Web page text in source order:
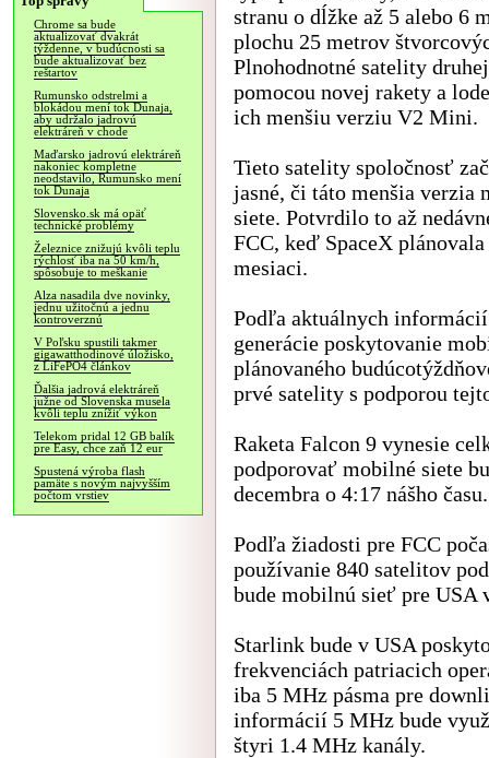
Chrome sa bude
aktualizovať dvakrát
týždenne, v budúcnosti sa
bude aktualizovať bez
reštartov
Rumunsko odstrelmi a
blokádou mení tok Dunaja,
aby udržalo jadrovú
elektráreň v chode
Maďarsko jadrovú elektráreň
nakoniec kompletne
neodstavilo, Rumunsko mení
tok Dunaja
Slovensko.sk má opäť
technické problémy
Železnice znižujú kvôli teplu
rýchlosť iba na 50 km/h,
spôsobuje to meškanie
Alza nasadila dve novinky,
jednu užitočnú a jednu
kontroverznú
V Poľsku spustili takmer
gigawatthodinové úložisko,
z LiFePO4 článkov
Ďalšia jadrová elektráreň
južne od Slovenska musela
kvôli teplu znížiť výkon
Telekom pridal 12 GB balík
pre Easy, chce zaň 12 eur
Spustená výroba flash
pamäte s novým najvyšším
počtom vrstiev
stranu o dĺžke až 5 alebo 6
plochu 25 metrov
Plnohodnotné satelity
pomocou novej rakety a
ich menšiu verziu V2 Mini.
Tieto satelity spoločnosť
jasné, či táto menšia verzia
siete. Potvrdilo to až
FCC, keď SpaceX
mesiaci.
Podľa aktuálnych
generácie poskytovanie
plánovaného
prvé satelity s podporou
Raketa Falcon 9 vynesie
podporovať mobilné siete
decembra o 4:17 nášho času.
Podľa žiadosti pre FCC
používanie 840 satelitov
bude mobilnú sieť pre USA
Starlink bude v USA
frekvenciách patriacich
iba 5 MHz pásma pre
informácií 5 MHz bude
štyri 1.4 MHz kanály.